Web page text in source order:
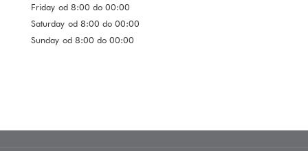
Friday od 8:00 do 00:00
Saturday od 8:00 do 00:00
Sunday od 8:00 do 00:00